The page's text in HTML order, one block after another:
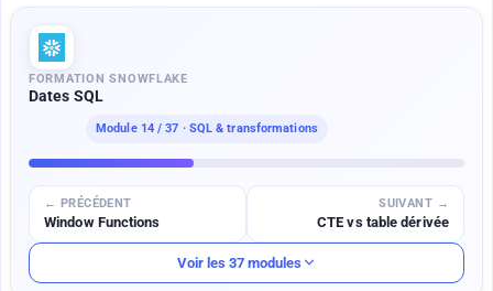
FORMATION SNOWFLAKE
Dates SQL
Module 14/ 37 · SQL & transformations
← PRÉCÉDENT
Window Functions
SUIVANT →
CTE vs table dérivée
Voir les 37 modules